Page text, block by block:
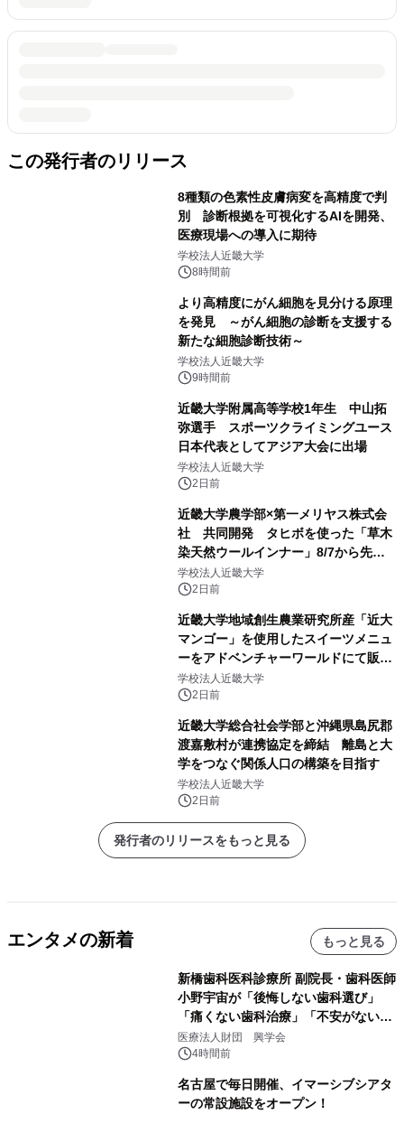
この発行者のリリース
8種類の色素性皮膚病変を高精度で判
別 診断根拠を可視化するAIを開発、
医療現場への導入に期待
学校法人近畿大学
8時間前
より高精度にがん細胞を見分ける原理
を発見 ～がん細胞の診断を支援する
新たな細胞診断技術～
学校法人近畿大学
9時間前
近畿大学附属高等学校1年生 中山拓
弥選手 スポーツクライミングユース
日本代表としてアジア大会に出場
学校法人近畿大学
2日前
近畿大学農学部×第一メリヤス株式会
社 共同開発 タヒボを使った「草木
染天然ウールインナー」8/7から先行
販売
学校法人近畿大学
2日前
近畿大学地域創生農業研究所産「近大
マンゴー」を使用したスイーツメニュ
ーをアドベンチャーワールドにて販売
します パークでしか味わえない期間
限定スイーツを楽しんで♪
学校法人近畿大学
2日前
近畿大学総合社会学部と沖縄県島尻郡
渡嘉敷村が連携協定を締結 離島と大
学をつなぐ関係人口の構築を目指す
学校法人近畿大学
2日前
発行者のリリースをもっと見る
エンタメの新着 もっと見る
新橋歯科医科診療所 副院長・歯科医師
小野宇宙が「後悔しない歯科選び」
「痛くない歯科治療」「不安がない治
療計画」をテーマに専門監修
医療法人財団 興学会
4時間前
名古屋で毎日開催、イマーシブシアタ
ーの常設施設をオープン！